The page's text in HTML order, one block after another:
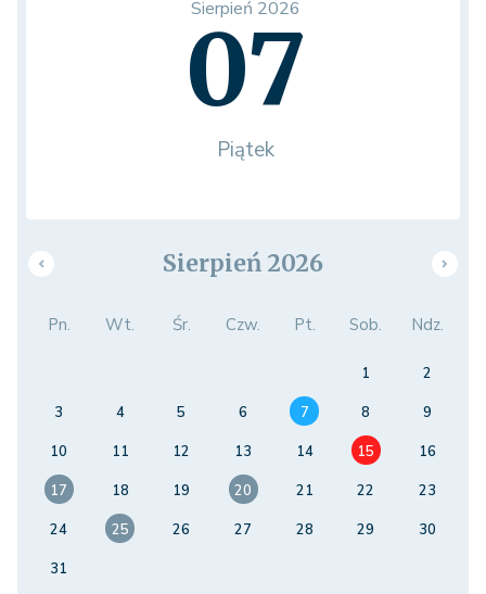
Sierpień 2026
07
Piątek
Sierpień 2026
Pn. Wt. Śr. Czw. Pt. Sob. Ndz.
1
2
3
4 5 6 7 8
9
10
11 12 13 14 15
16
17
18 19 20 21 22
23
24
25 26 27 28 29
30
31